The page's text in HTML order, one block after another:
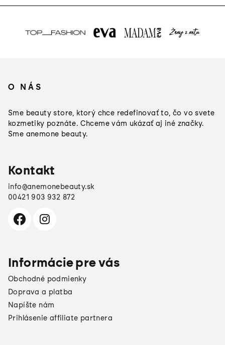
O NÁS
Sme beauty store, ktorý chce redefinovať to, čo vo svete
kozmetiky poznáte. Chceme vám ukázať aj iné značky.
Sme anemone beauty.
Kontakt
info@anemonebeauty.sk
00421 903 932 872
Informácie pre vás
Obchodné podmienky
Doprava a platba
Napíšte nám
Prihlásenie affiliate partnera